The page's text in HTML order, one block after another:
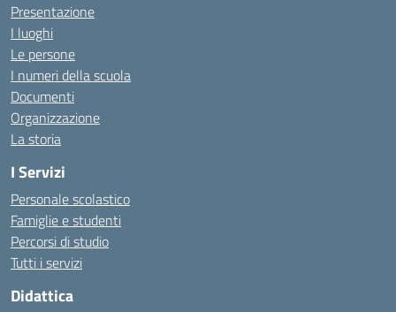
Presentazione
I luoghi
Le persone
I numeri della scuola
Documenti
Organizzazione
La storia
I Servizi
Personale scolastico
Famiglie e studenti
Percorsi di studio
Tutti i servizi
Didattica